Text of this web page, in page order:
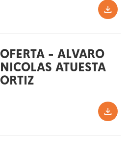
OFERTA - ALVARO
NICOLAS ATUESTA
ORTIZ